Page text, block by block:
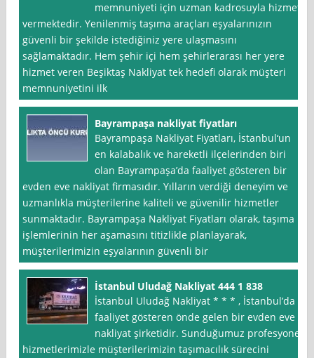
memnuniyeti için uzman kadrosuyla hizmet
vermektedir. Yenilenmiş taşıma araçları eşyalarınızın
güvenli bir şekilde istediğiniz yere ulaşmasını
sağlamaktadır. Hem şehir içi hem şehirlerarası her yere
hizmet veren Beşiktaş Nakliyat tek hedefi olarak müşteri
memnuniyetini ilk
Bayrampaşa nakliyat fiyatları
Bayrampaşa Nakliyat Fiyatları, İstanbul‘un
en kalabalık ve hareketli ilçelerinden biri
olan Bayrampaşa’da faaliyet gösteren bir
evden eve nakliyat firmasıdır. Yılların verdiği deneyim ve
uzmanlıkla müşterilerine kaliteli ve güvenilir hizmetler
sunmaktadır. Bayrampaşa Nakliyat Fiyatları olarak, taşıma
işlemlerinin her aşamasını titizlikle planlayarak,
müşterilerimizin eşyalarının güvenli bir
İstanbul Uludağ Nakliyat 444 1 838
İstanbul Uludağ Nakliyat * * * , İstanbul’da
faaliyet gösteren önde gelen bir evden eve
nakliyat şirketidir. Sunduğumuz profesyonel
hizmetlerimizle müşterilerimizin taşımacılık sürecini